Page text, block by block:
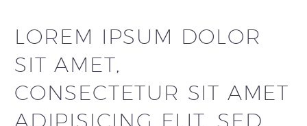
LOREM IPSUM DOLOR
SIT AMET,
CONSECTETUR SIT AMET
ADIPISICING ELIT, SED